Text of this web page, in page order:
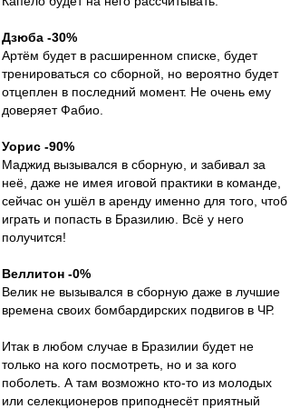
Дзюба -30%
Артём будет в расширенном списке, будет
тренироваться со сборной, но вероятно будет
отцеплен в последний момент. Не очень ему
доверяет Фабио.
Уорис -90%
Маджид вызывался в сборную, и забивал за
неё, даже не имея иговой практики в команде,
сейчас он ушёл в аренду именно для того, чтоб
играть и попасть в Бразилию. Всё у него
получится!
Веллитон -0%
Велик не вызывался в сборную даже в лучшие
времена своих бомбардирских подвигов в ЧР.
Итак в любом случае в Бразилии будет не
только на кого посмотреть, но и за кого
поболеть. А там возможно кто-то из молодых
или селекционеров приподнесёт приятный